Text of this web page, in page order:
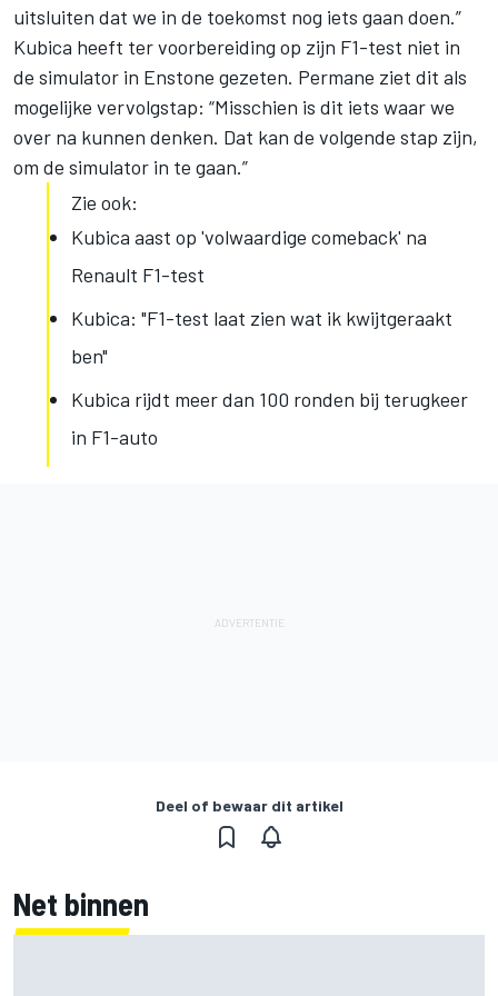
uitsluiten dat we in de toekomst nog iets gaan doen.”
Kubica heeft ter voorbereiding op zijn F1-test niet in
de simulator in Enstone gezeten. Permane ziet dit als
mogelijke vervolgstap: “Misschien is dit iets waar we
over na kunnen denken. Dat kan de volgende stap zijn,
om de simulator in te gaan.”
Zie ook:
Kubica aast op 'volwaardige comeback' na
Renault F1-test
Kubica: "F1-test laat zien wat ik kwijtgeraakt
ben"
Kubica rijdt meer dan 100 ronden bij terugkeer
in F1-auto
Deel of bewaar dit artikel
Net binnen